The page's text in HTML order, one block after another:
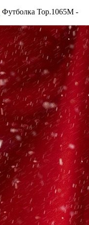
Футболка Top.1065M -